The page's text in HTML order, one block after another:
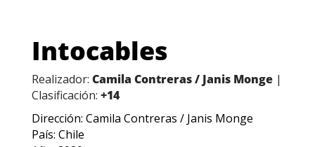
Intocables
Realizador: Camila Contreras / Janis Monge|
Clasificación: +14
Dirección: Camila Contreras / Janis Monge
País: Chile